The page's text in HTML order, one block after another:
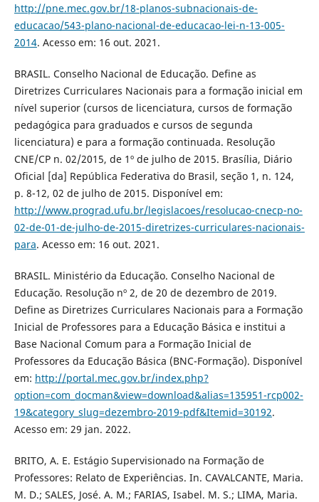
http://pne.mec.gov.br/18-planos-subnacionais-de-
educacao/543-plano-nacional-de-educacao-lei-n-13-005-
2014. Acesso em: 16 out. 2021.
BRASIL. Conselho Nacional de Educação. Define as
Diretrizes Curriculares Nacionais para a formação inicial em
nível superior (cursos de licenciatura, cursos de formação
pedagógica para graduados e cursos de segunda
licenciatura) e para a formação continuada. Resolução
CNE/CP n. 02/2015, de 1º de julho de 2015. Brasília, Diário
Oficial [da] República Federativa do Brasil, seção 1, n. 124,
p. 8-12, 02 de julho de 2015. Disponível em:
http://www.prograd.ufu.br/legislacoes/resolucao-cnecp-no-
02-de-01-de-julho-de-2015-diretrizes-curriculares-nacionais-
para. Acesso em: 16 out. 2021.
BRASIL. Ministério da Educação. Conselho Nacional de
Educação. Resolução nº 2, de 20 de dezembro de 2019.
Define as Diretrizes Curriculares Nacionais para a Formação
Inicial de Professores para a Educação Básica e institui a
Base Nacional Comum para a Formação Inicial de
Professores da Educação Básica (BNC-Formação). Disponível
em: http://portal.mec.gov.br/index.php?
option=com_docman&view=download&alias=135951-rcp002-
19&category_slug=dezembro-2019-pdf&Itemid=30192.
Acesso em: 29 jan. 2022.
BRITO, A. E. Estágio Supervisionado na Formação de
Professores: Relato de Experiências. In. CAVALCANTE, Maria.
M. D.; SALES, José. A. M.; FARIAS, Isabel. M. S.; LIMA, Maria.